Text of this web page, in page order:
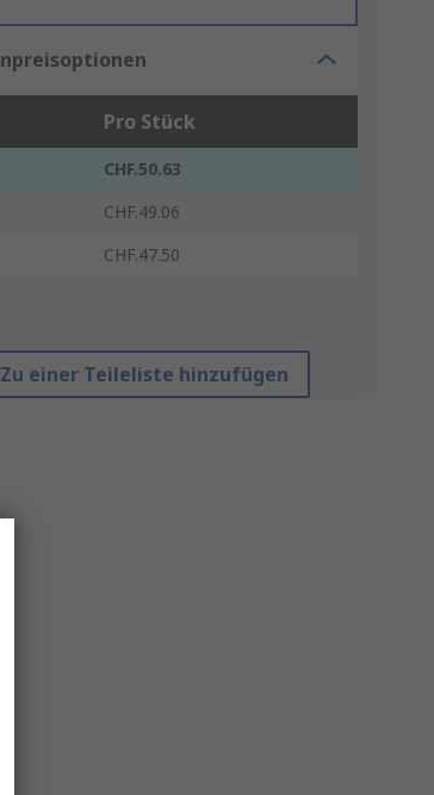
Pro Stück
CHF.50.63
CHF.49.06
CHF.47.50
Zu einer Teileliste hinzufügen